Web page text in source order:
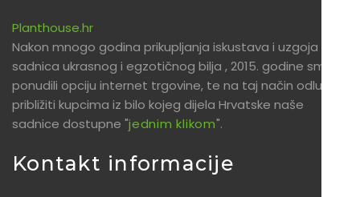
Planthouse.hr
Nakon mnogo godina prikupljanja iskustava i uzgoja
sadnica ukrasnog i egzotičnog bilja , 2015. godine smo
ponudili opciju internet trgovine, te na taj način odlučili
približiti kupcima iz bilo kojeg dijela Hrvatske naše
sadnice dostupne "jednim klikom".
Kontakt informacije